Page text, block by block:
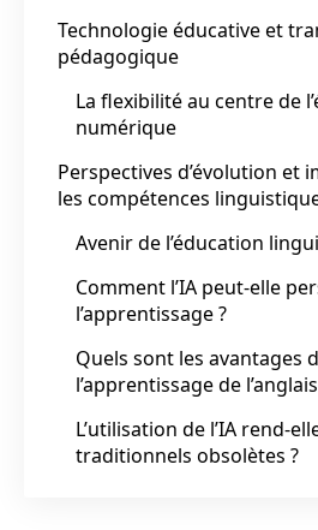
Technologie éducative et
pédagogique
La flexibilité au centre de
numérique
Perspectives d’évolution et
les compétences
Avenir de l’éducation
Comment l’IA peut-elle
l’apprentissage ?
Quels sont les avantages
l’apprentissage de
L’utilisation de l’IA rend-
traditionnels obsolètes ?